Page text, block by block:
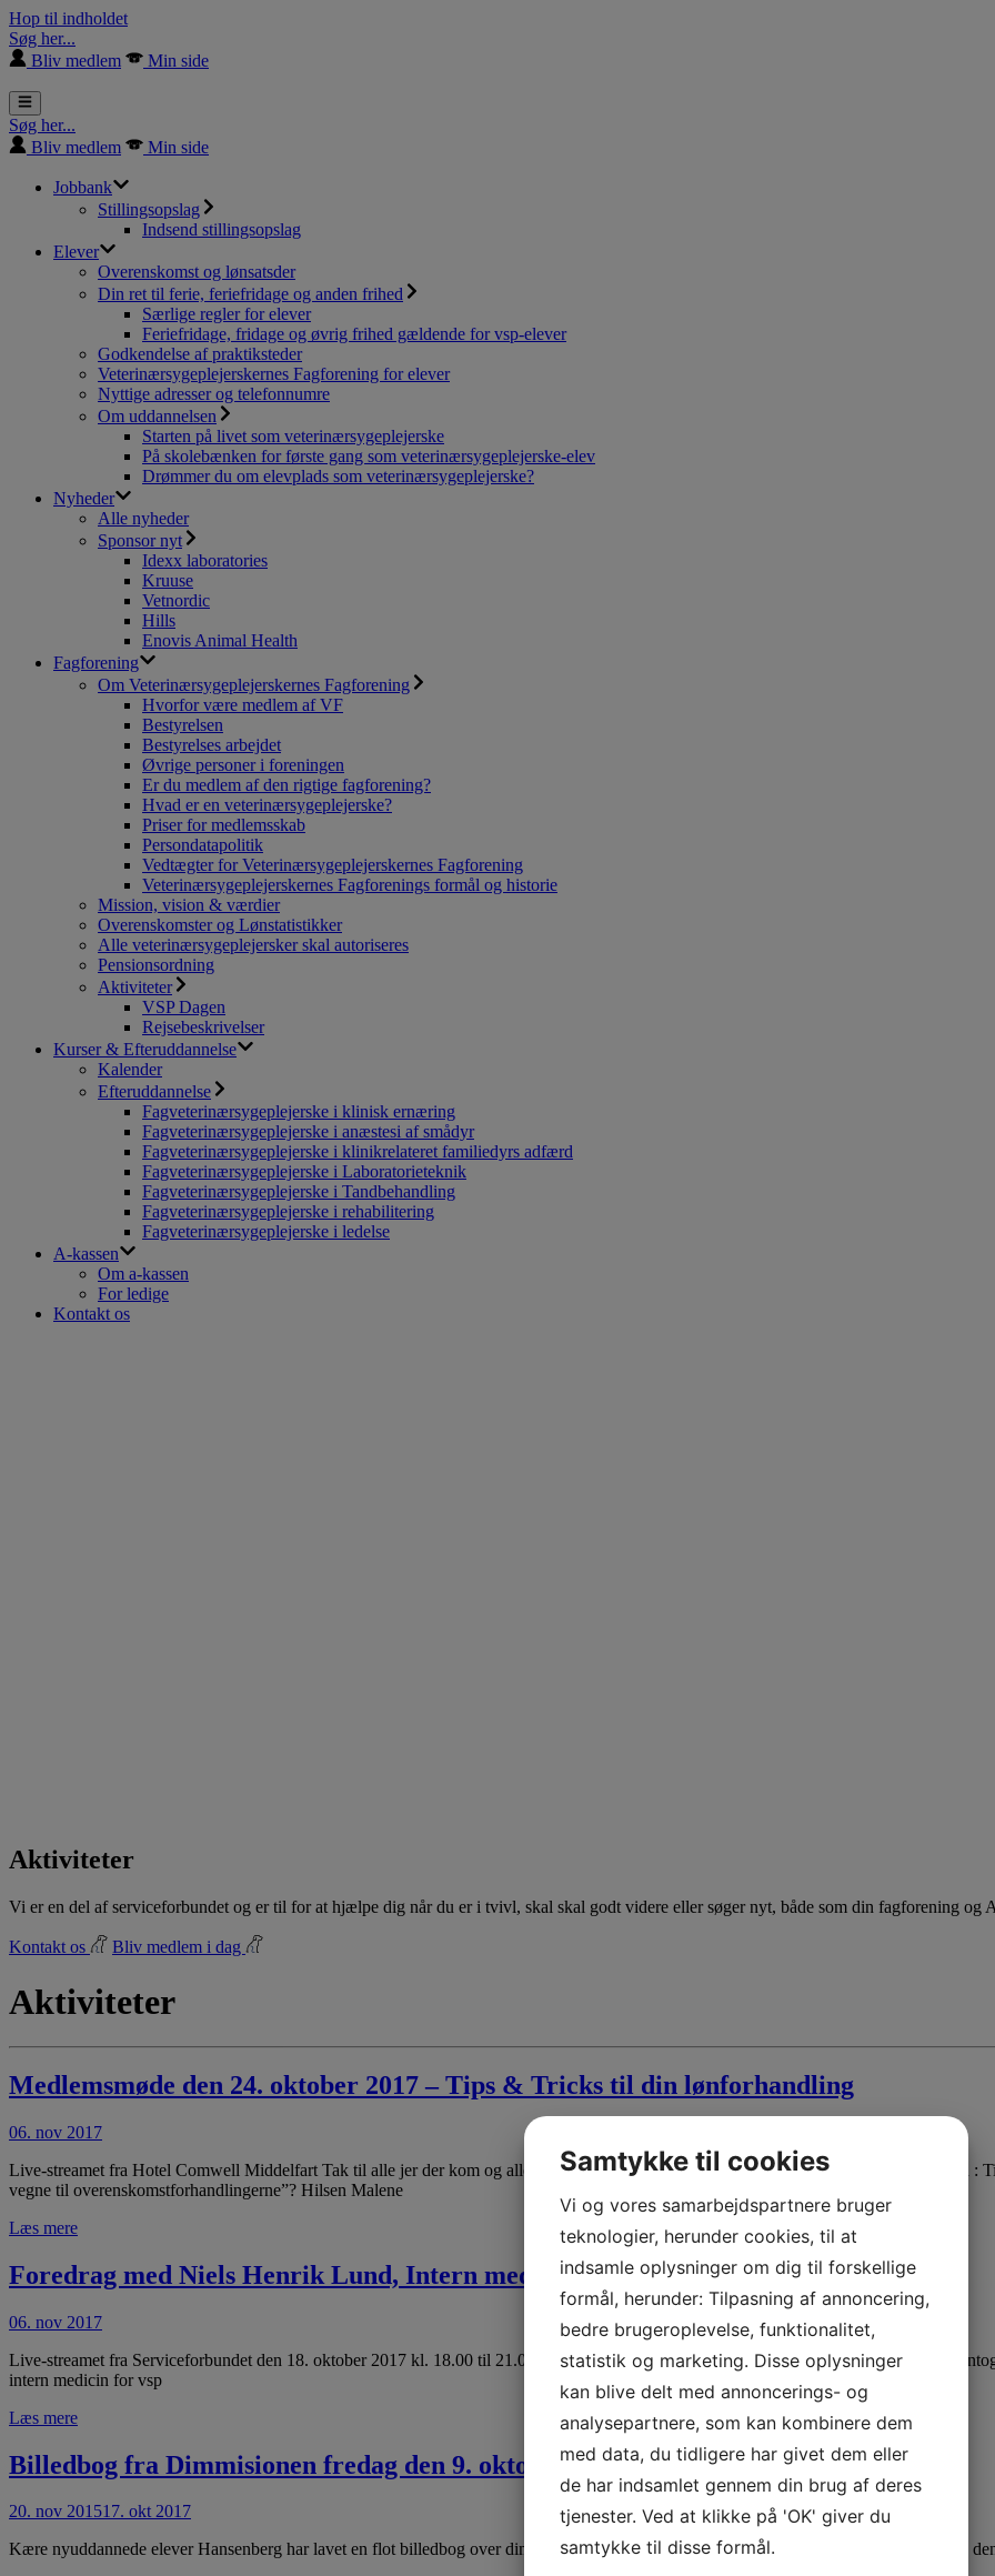
Hop til indholdet
Søg her...
Bliv medlem
Min side
Søg her...
Bliv medlem
Min side
Jobbank
Stillingsopslag
Indsend stillingsopslag
Elever
Overenskomst og lønsatsder
Din ret til ferie, feriefridage og anden frihed
Særlige regler for elever
Feriefridage, fridage og øvrig frihed gældende for vsp-elever
Godkendelse af praktiksteder
Veterinærsygeplejerskernes Fagforening for elever
Nyttige adresser og telefonnumre
Om uddannelsen
Starten på livet som veterinærsygeplejerske
På skolebænken for første gang som veterinærsygeplejerske-elev
Drømmer du om elevplads som veterinærsygeplejerske?
Nyheder
Alle nyheder
Sponsor nyt
Idexx laboratories
Kruuse
Vetnordic
Hills
Enovis Animal Health
Fagforening
Om Veterinærsygeplejerskernes Fagforening
Hvorfor være medlem af VF
Bestyrelsen
Bestyrelses arbejdet
Øvrige personer i foreningen
Er du medlem af den rigtige fagforening?
Hvad er en veterinærsygeplejerske?
Priser for medlemsskab
Persondatapolitik
Vedtægter for Veterinærsygeplejerskernes Fagforening
Veterinærsygeplejerskernes Fagforenings formål og historie
Mission, vision & værdier
Overenskomster og Lønstatistikker
Alle veterinærsygeplejersker skal autoriseres
Pensionsordning
Aktiviteter
VSP Dagen
Rejsebeskrivelser
Kurser & Efteruddannelse
Kalender
Efteruddannelse
Fagveterinærsygeplejerske i klinisk ernæring
Fagveterinærsygeplejerske i anæstesi af smådyr
Fagveterinærsygeplejerske i klinikrelateret familiedyrs adfærd
Fagveterinærsygeplejerske i Laboratorieteknik
Fagveterinærsygeplejerske i Tandbehandling
Fagveterinærsygeplejerske i rehabilitering
Fagveterinærsygeplejerske i ledelse
A-kassen
Om a-kassen
For ledige
Kontakt os
Aktiviteter
Vi er en del af serviceforbundet og er til for at hjælpe dig når du er i tvivl, skal skal godt videre eller søger nyt, både som din fagforening og
Kontakt os Bliv medlem i dag
Aktiviteter
Medlemsmøde den 24. oktober 2017 – Tips & Tricks til din lønforhandling
06. nov 2017
Live-streamet fra Hotel Comwell Middelfart Tak til alle jer der kom og alle jer der kiggede med 🙂 Som lovet min PowerPoint for aftenen :
vegne til overenskomstforhandlingerne”? Hilsen Malene
Læs mere
Foredrag med Niels Henrik Lund, Intern medicin for veterinærsygeplejersker
06. nov 2017
Live-streamet fra Serviceforbundet den 18. oktober 2017 kl. 18.00 til 21.00 Tak til alle jer der deltog hjemmefra da Niels Henrik Lund
intern medicin for vsp
Læs mere
Billedbog fra Dimmisionen fredag den 9. oktober 2015
20. nov 201517. okt 2017
Kære nyuddannede elever Hansenberg har lavet en flot billedbog over dimmisionsfesten på Kolding teater fredag den 9. oktober 2015 Se
Samtykke til cookies
Vi og vores samarbejdspartnere bruger
teknologier, herunder cookies, til at
indsamle oplysninger om dig til forskellige
formål, herunder: Tilpasning af annoncering,
bedre brugeroplevelse, funktionalitet,
statistik og marketing. Disse oplysninger
kan blive delt med annoncerings- og
analysepartnere, som kan kombinere dem
med data, du tidligere har givet dem eller
de har indsamlet gennem din brug af deres
tjenester. Ved at klikke på 'OK' giver du
samtykke til disse formål.